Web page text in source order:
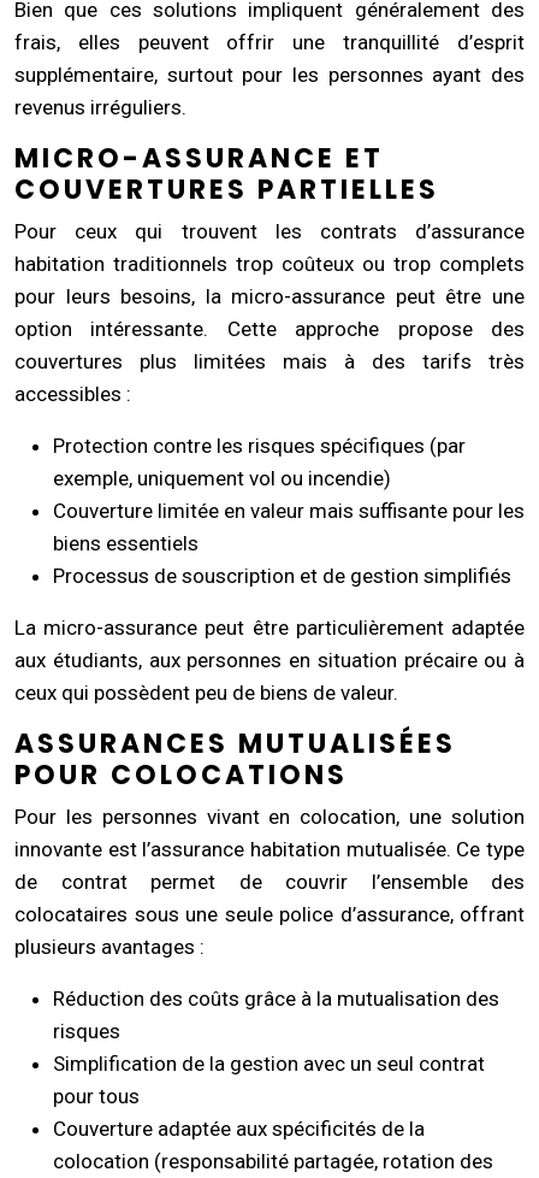
Bien que ces solutions impliquent généralement des
frais, elles peuvent offrir une tranquillité d’esprit
supplémentaire, surtout pour les personnes ayant des
revenus irréguliers.
MICRO-ASSURANCE ET
COUVERTURES PARTIELLES
Pour ceux qui trouvent les contrats d’assurance
habitation traditionnels trop coûteux ou trop complets
pour leurs besoins, la micro-assurance peut être une
option intéressante. Cette approche propose des
couvertures plus limitées mais à des tarifs très
accessibles :
Protection contre les risques spécifiques (par
exemple, uniquement vol ou incendie)
Couverture limitée en valeur mais suffisante pour les
biens essentiels
Processus de souscription et de gestion simplifiés
La micro-assurance peut être particulièrement adaptée
aux étudiants, aux personnes en situation précaire ou à
ceux qui possèdent peu de biens de valeur.
ASSURANCES MUTUALISÉES
POUR COLOCATIONS
Pour les personnes vivant en colocation, une solution
innovante est l’assurance habitation mutualisée. Ce type
de contrat permet de couvrir l’ensemble des
colocataires sous une seule police d’assurance, offrant
plusieurs avantages :
Réduction des coûts grâce à la mutualisation des
risques
Simplification de la gestion avec un seul contrat
pour tous
Couverture adaptée aux spécificités de la
colocation (responsabilité partagée, rotation des